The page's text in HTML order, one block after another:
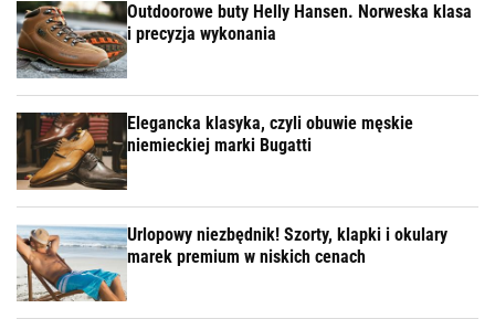
Outdoorowe buty Helly Hansen. Norweska klasa
i precyzja wykonania
Elegancka klasyka, czyli obuwie męskie
niemieckiej marki Bugatti
Urlopowy niezbędnik! Szorty, klapki i okulary
marek premium w niskich cenach